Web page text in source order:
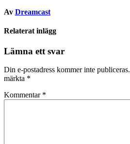
Av Dreamcast
Relaterat inlägg
Lämna ett svar
Din e-postadress kommer inte publiceras.
märkta *
Kommentar *